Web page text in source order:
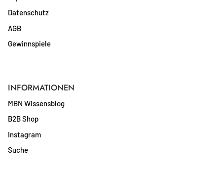
Datenschutz
AGB
Gewinnspiele
INFORMATIONEN
MBN Wissensblog
B2B Shop
Instagram
Suche